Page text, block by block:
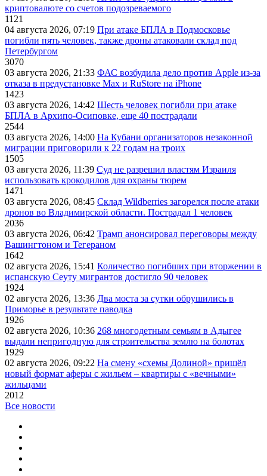
криптовалюте со счетов подозреваемого
1121
04 августа 2026, 07:19 При атаке БПЛА в Подмосковье
погибли пять человек, также дроны атаковали склад под
Петербургом
3070
03 августа 2026, 21:33 ФАС возбудила дело против Apple из-за
отказа в предустановке Max и RuStore на iPhone
1423
03 августа 2026, 14:42 Шесть человек погибли при атаке
БПЛА в Архипо-Осиповке, еще 40 пострадали
2544
03 августа 2026, 14:00 На Кубани организаторов незаконной
миграции приговорили к 22 годам на троих
1505
03 августа 2026, 11:39 Суд не разрешил властям Израиля
использовать крокодилов для охраны тюрем
1471
03 августа 2026, 08:45 Склад Wildberries загорелся после атаки
дронов во Владимирской области. Пострадал 1 человек
2036
03 августа 2026, 06:42 Трамп анонсировал переговоры между
Вашингтоном и Тегераном
1642
02 августа 2026, 15:41 Количество погибших при вторжении в
испанскую Сеуту мигрантов достигло 90 человек
1924
02 августа 2026, 13:36 Два моста за сутки обрушились в
Приморье в результате паводка
1926
02 августа 2026, 10:36 268 многодетным семьям в Адыгее
выдали непригодную для строительства землю на болотах
1929
02 августа 2026, 09:22 На смену «схемы Долиной» пришёл
новый формат аферы с жильем – квартиры с «вечными»
жильцами
2012
Все новости